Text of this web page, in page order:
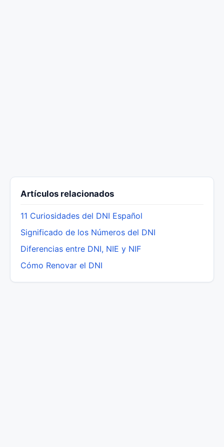
Artículos relacionados
11 Curiosidades del DNI Español
Significado de los Números del DNI
Diferencias entre DNI, NIE y NIF
Cómo Renovar el DNI